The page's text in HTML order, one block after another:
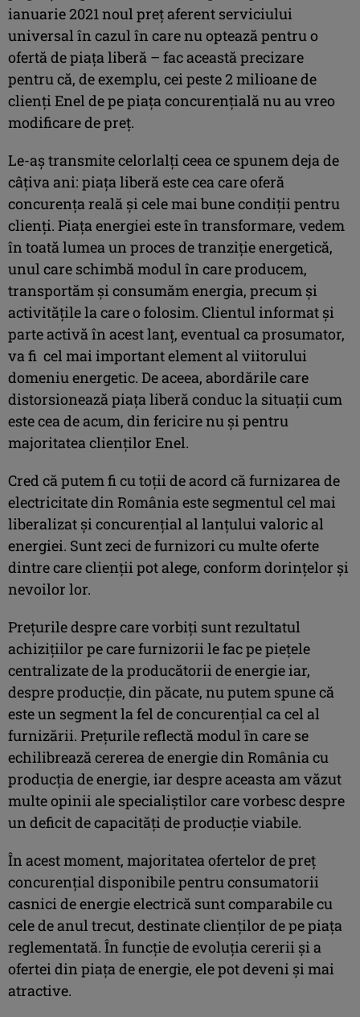
ianuarie 2021 noul preț aferent serviciului
universal în cazul în care nu optează pentru o
ofertă de piața liberă – fac această precizare
pentru că, de exemplu, cei peste 2 milioane de
clienți Enel de pe piața concurențială nu au vreo
modificare de preț.
Le-aș transmite celorlalți ceea ce spunem deja de
câțiva ani: piața liberă este cea care oferă
concurența reală și cele mai bune condiții pentru
clienți. Piața energiei este în transformare, vedem
în toată lumea un proces de tranziție energetică,
unul care schimbă modul în care producem,
transportăm și consumăm energia, precum și
activitățile la care o folosim. Clientul informat și
parte activă în acest lanț, eventual ca prosumator,
va fi cel mai important element al viitorului
domeniu energetic. De aceea, abordările care
distorsionează piața liberă conduc la situații cum
este cea de acum, din fericire nu și pentru
majoritatea clienților Enel.
Cred că putem fi cu toții de acord că furnizarea de
electricitate din România este segmentul cel mai
liberalizat și concurențial al lanțului valoric al
energiei. Sunt zeci de furnizori cu multe oferte
dintre care clienții pot alege, conform dorințelor și
nevoilor lor.
Prețurile despre care vorbiți sunt rezultatul
achizițiilor pe care furnizorii le fac pe piețele
centralizate de la producătorii de energie iar,
despre producție, din păcate, nu putem spune că
este un segment la fel de concurențial ca cel al
furnizării. Prețurile reflectă modul în care se
echilibrează cererea de energie din România cu
producția de energie, iar despre aceasta am văzut
multe opinii ale specialiștilor care vorbesc despre
un deficit de capacități de producție viabile.
În acest moment, majoritatea ofertelor de preț
concurențial disponibile pentru consumatorii
casnici de energie electrică sunt comparabile cu
cele de anul trecut, destinate clienților de pe piața
reglementată. În funcție de evoluția cererii și a
ofertei din piața de energie, ele pot deveni și mai
atractive.